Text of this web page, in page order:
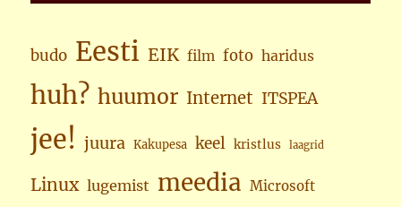
budo Eesti EIK film foto haridus
huh? huumor Internet ITSPEA
jee! juura Kakupesa keel kristlus laagrid
Linux lugemist meedia Microsoft